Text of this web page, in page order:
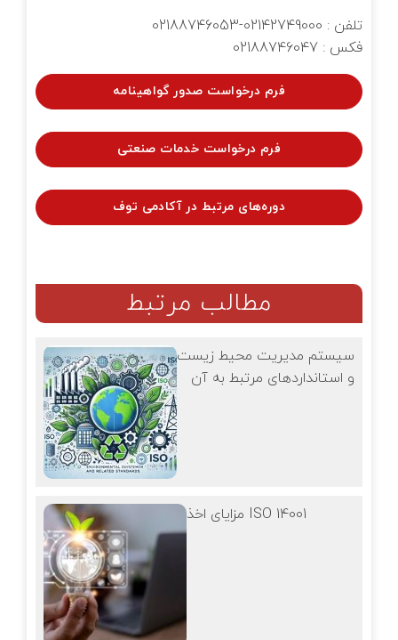
تلفن : 02142749000-02188746053
فکس : 02188746047
فرم درخواست صدور گواهینامه
فرم درخواست خدمات صنعتی
دوره‌های مرتبط در آکادمی توف
مطالب مرتبط
سیستم مدیریت محیط زیست
و استانداردهای مرتبط به آن
مزایای اخذ ISO 14001